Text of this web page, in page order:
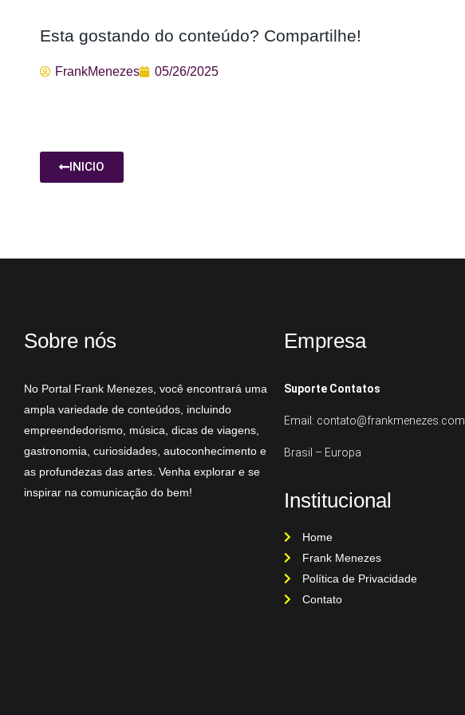
Esta gostando do conteúdo? Compartilhe!
FrankMenezes 05/26/2025
INICIO
Sobre nós
No Portal Frank Menezes, você encontrará uma
ampla variedade de conteúdos, incluindo
empreendedorismo, música, dicas de viagens,
gastronomia, curiosidades, autoconhecimento e
as profundezas das artes. Venha explorar e se
inspirar na comunicação do bem!
Empresa
Suporte Contatos
Email: contato@frankmenezes.com
Brasil – Europa
Institucional
Home
Frank Menezes
Política de Privacidade
Contato